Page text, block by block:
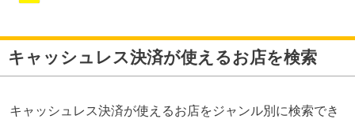
キャッシュレス決済が使えるお店を検索
キャッシュレス決済が使えるお店をジャンル別に検索でき